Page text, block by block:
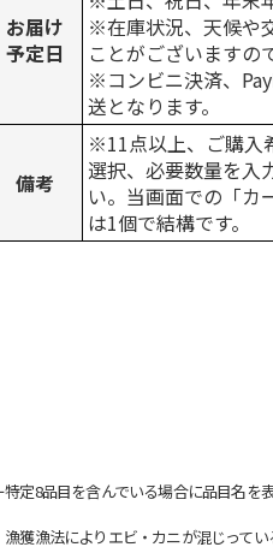
お届け
予定日
※在庫状況、天候や
ことがございますの
※コンビニ決済、
送となります。
備考
※11点以上、ご購入
選択、必要数量を入
い。当画面での「カ
は1個で結構です。
定8品目を含んでいる場合に品目名を表
漁法によりエビ・カニが混じって